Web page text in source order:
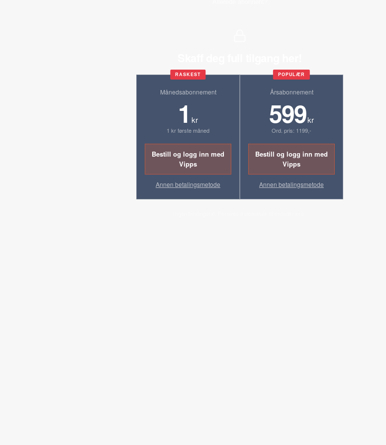
RASKEST
Månedsabonnement
1 kr
1 kr første måned
Bestill og logg inn med
Vipps
Annen betalingsmetode
POPULÆR
Årsabonnement
599kr
Ord. pris: 1199,-
Bestill og logg inn med
Vipps
Annen betalingsmetode